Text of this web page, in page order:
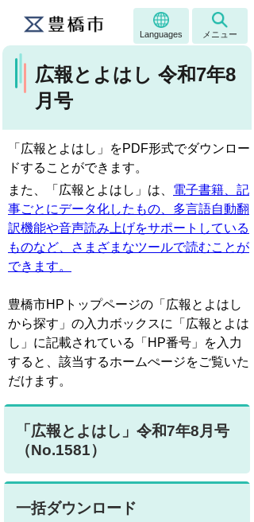
Languages メニュー
広報とよはし 令和7年8
月号
「広報とよはし」をPDF形式でダウンロー
ドすることができます。
また、「広報とよはし」は、 電子書籍、記
事ごとにデータ化したもの、多言語自動翻
訳機能や音声読み上げをサポートしている
ものなど、さまざまなツールで読むことが
できます。
豊橋市HPトップページの「広報とよはし
から探す」の入力ボックスに「広報とよは
し」に記載されている「HP番号」を入力
すると、該当するホームぺージをご覧いた
だけます。
「広報とよはし」令和7年8月号
（No.1581）
一括ダウンロード